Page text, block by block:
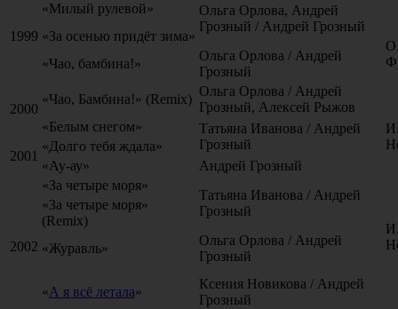
1999
«Милый рулевой»
Ольга Орлова, Андрей
Грозный / Андрей Грозный
«За осенью придёт зима»
«Чао, бамбина!»
Ольга Орлова / Андрей
Грозный
2000
«Чао, Бамбина!» (Remix)
Ольга Орлова / Андрей
Грозный, Алексей Рыжов
«Белым снегом»
Татьяна Иванова / Андрей
Грозный
2001
«Долго тебя ждала»
«Ау-ау»
Андрей Грозный
2002
«За четыре моря»
Татьяна Иванова / Андрей
Грозный
«За четыре моря»
(Remix)
«Журавль»
Ольга Орлова / Андрей
Грозный
«А я всё летала»
Ксения Новикова / Андрей
Грозный